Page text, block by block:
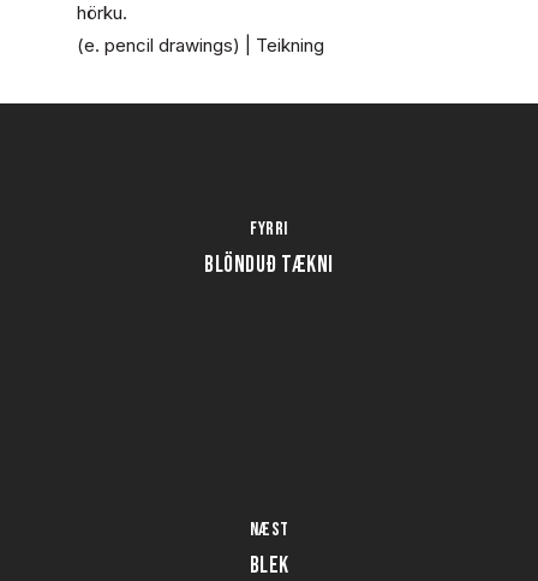
hörku.
(e. pencil drawings) | Teikning
Fyrri
Blönduð tækni
Næst
Blek